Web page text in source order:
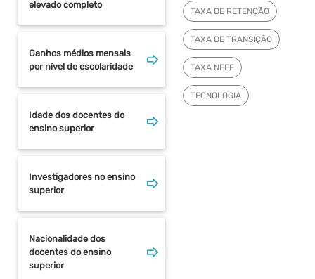
elevado completo
Ganhos médios mensais
por nível de escolaridade
Idade dos docentes do
ensino superior
Investigadores no ensino
superior
Nacionalidade dos
docentes do ensino
superior
TAXA DE RETENÇÃO
TAXA DE TRANSIÇÃO
TAXA NEEF
TECNOLOGIA